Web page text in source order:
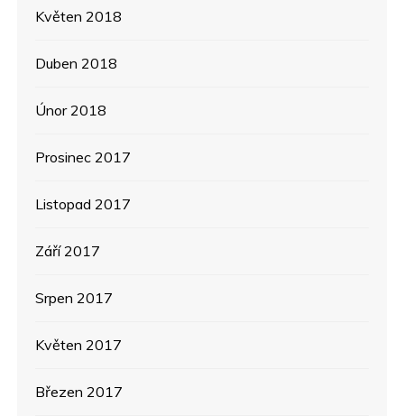
Květen 2018
Duben 2018
Únor 2018
Prosinec 2017
Listopad 2017
Září 2017
Srpen 2017
Květen 2017
Březen 2017